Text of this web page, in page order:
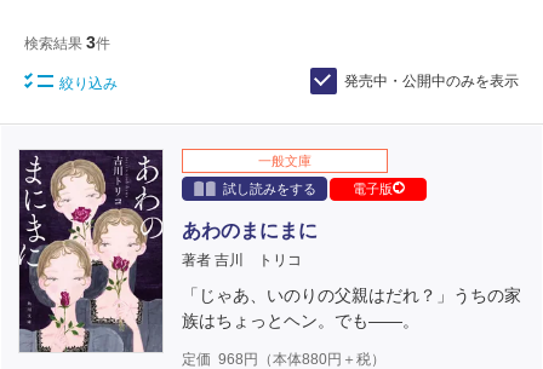
検索結果 3件
絞り込み 発売中・公開中のみを表示
一般文庫
試し読みをする
電子版
あわのまにまに
著者 吉川 トリコ
「じゃあ、いのりの父親はだれ？」うちの家
族はちょっとヘン。でも――。
定価 968 円（本体880円＋税）